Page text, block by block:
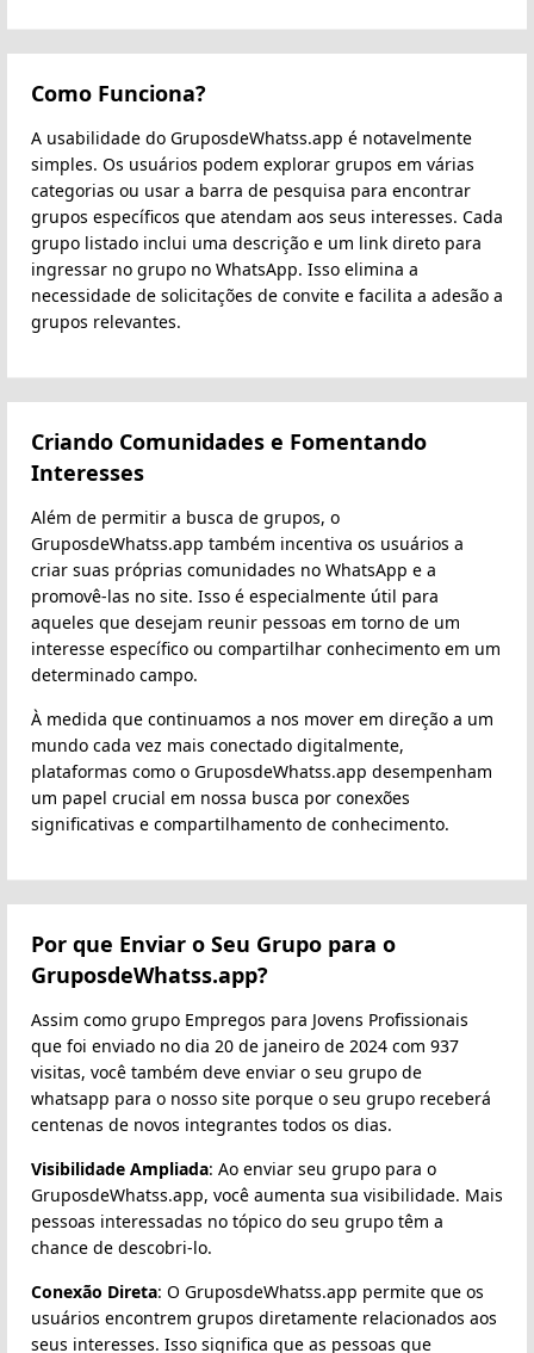
Como Funciona?
A usabilidade do GruposdeWhatss.app é notavelmente
simples. Os usuários podem explorar grupos em várias
categorias ou usar a barra de pesquisa para encontrar
grupos específicos que atendam aos seus interesses. Cada
grupo listado inclui uma descrição e um link direto para
ingressar no grupo no WhatsApp. Isso elimina a
necessidade de solicitações de convite e facilita a adesão a
grupos relevantes.
Criando Comunidades e Fomentando
Interesses
Além de permitir a busca de grupos, o
GruposdeWhatss.app também incentiva os usuários a
criar suas próprias comunidades no WhatsApp e a
promovê-las no site. Isso é especialmente útil para
aqueles que desejam reunir pessoas em torno de um
interesse específico ou compartilhar conhecimento em um
determinado campo.
À medida que continuamos a nos mover em direção a um
mundo cada vez mais conectado digitalmente,
plataformas como o GruposdeWhatss.app desempenham
um papel crucial em nossa busca por conexões
significativas e compartilhamento de conhecimento.
Por que Enviar o Seu Grupo para o
GruposdeWhatss.app?
Assim como grupo Empregos para Jovens Profissionais
que foi enviado no dia 20 de janeiro de 2024 com 937
visitas, você também deve enviar o seu grupo de
whatsapp para o nosso site porque o seu grupo receberá
centenas de novos integrantes todos os dias.
Visibilidade Ampliada: Ao enviar seu grupo para o
GruposdeWhatss.app, você aumenta sua visibilidade. Mais
pessoas interessadas no tópico do seu grupo têm a
chance de descobri-lo.
Conexão Direta: O GruposdeWhatss.app permite que os
usuários encontrem grupos diretamente relacionados aos
seus interesses. Isso significa que as pessoas que